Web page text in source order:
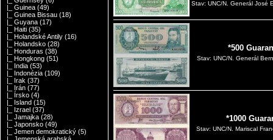
|_ Guinea (49)
|_ Guinea Bissau (18)
|_ Guyana (17)
|_ Haiti (35)
|_ Holandské Antily (16)
|_ Holandsko (28)
|_ Honduras (38)
|_ Hongkong (51)
|_ India (53)
|_ Indonézia (109)
|_ Irak (37)
|_ Irán (77)
|_ Írsko (4)
|_ Island (15)
|_ Izrael (37)
|_ Jamajka (28)
|_ Japonsko (49)
|_ Jemen demokratický (5)
Stav: UNC/N. Generál José
*500
Stav: UNC/N. Generál
*1000
Stav: UNC/N. Mariscal